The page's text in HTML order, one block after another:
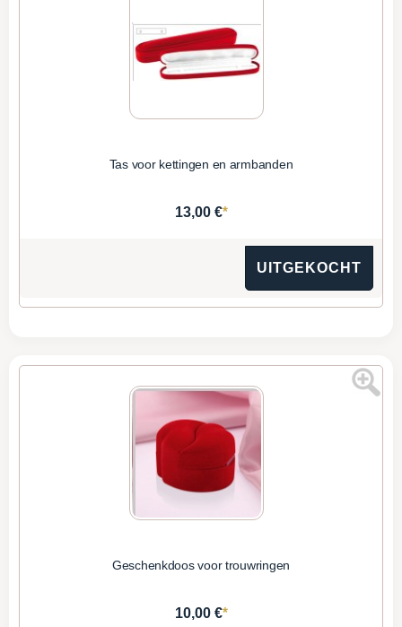
Tas voor kettingen en armbanden
13,00 €*
UITGEKOCHT
Geschenkdoos voor trouwringen
10,00 €*